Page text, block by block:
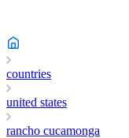
countries
united states
rancho cucamonga